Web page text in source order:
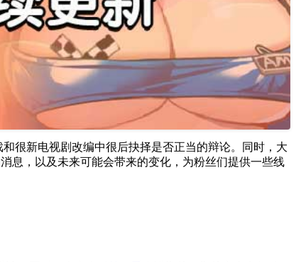
很新电视剧改编中很后抉择是否正当的辩论。同时，大
息，以及未来可能会带来的变化，为粉丝们提供一些线